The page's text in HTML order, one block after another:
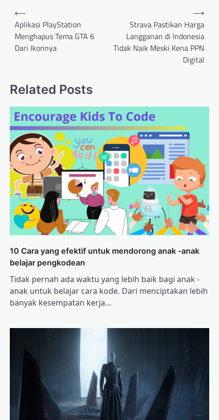
Post
navigation
⟵
Aplikasi PlayStation
Menghapus Tema GTA 6
Dari Ikonnya
Strava Pastikan Harga
Langganan di Indonesia
Tidak Naik Meski Kena PPN
Digital
⟶
Related Posts
10 Cara yang efektif untuk mendorong anak -anak
belajar pengkodean
Tidak pernah ada waktu yang lebih baik bagi anak -
anak untuk belajar cara kode. Dari menciptakan lebih
banyak kesempatan kerja…